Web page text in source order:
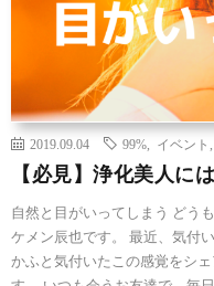
2019.09.04 99% イベント
【必見】浄化美人に
自然と目がいってしまう どう
ケメン辰也です。 最近、気付
かふと気付いたこの感覚をシ